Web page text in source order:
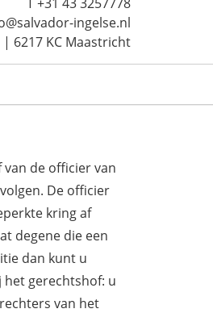
ingelse.nl
6217 KC Maastricht
de officier van
De officier
kring af
degene die een
dan kunt u
het gerechtshof: u
van het